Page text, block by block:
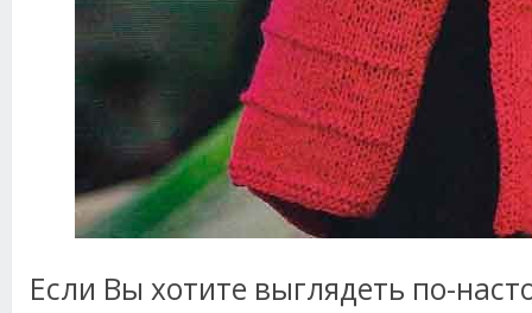
Если Вы хотите выглядеть по-